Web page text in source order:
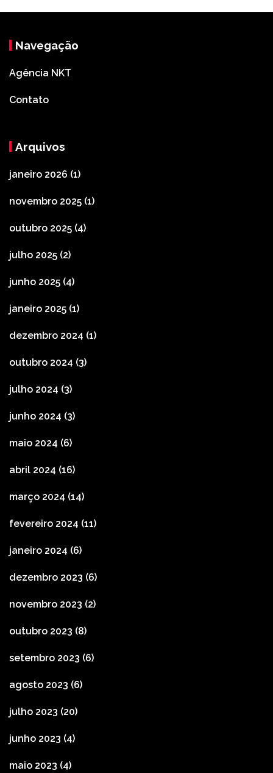
Navegação
Agência NKT
Contato
Arquivos
janeiro 2026 (1)
novembro 2025 (1)
outubro 2025 (4)
julho 2025 (2)
junho 2025 (4)
janeiro 2025 (1)
dezembro 2024 (1)
outubro 2024 (3)
julho 2024 (3)
junho 2024 (3)
maio 2024 (6)
abril 2024 (16)
março 2024 (14)
fevereiro 2024 (11)
janeiro 2024 (6)
dezembro 2023 (6)
novembro 2023 (2)
outubro 2023 (8)
setembro 2023 (6)
agosto 2023 (6)
julho 2023 (20)
junho 2023 (4)
maio 2023 (4)